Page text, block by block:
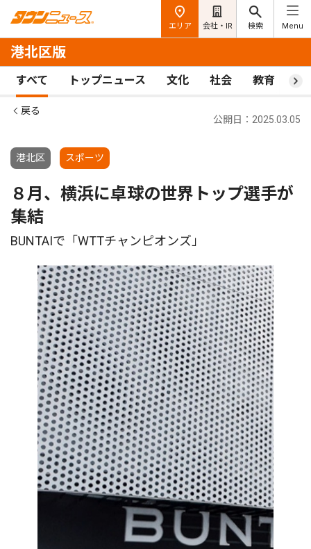
エリア 会社・IR 検索 Menu
港北区版
すべて トップニュース 文化 社会 教育 ス
戻る
港北区 スポーツ
公開日：2025.03.05
８月、横浜に卓球の世界トップ選手が
集結
BUNTAIで「WTTチャンピオンズ」